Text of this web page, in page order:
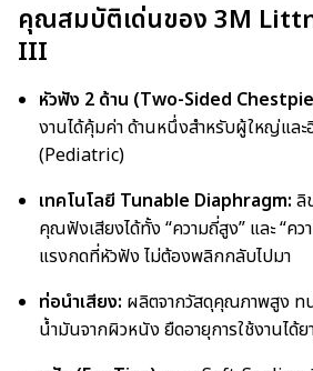
คุณสมบัติเด่นของ 3M
III
หัวฟัง 2 ด้าน (Two-Sided
งานได้คุ้มค่า ด้านหนึ่งสำหรับผู้ใหญ่และ
(Pediatric)
เทคโนโลยี Tunable Diaphragm: ลิ
คุณฟังเสียงได้ทั้ง “ความถี่สูง” และ “ค
แรงกดที่หัวฟัง ไม่ต้องพลิกกลับไปมา
ท่อนำเสียง: ผลิตจากวัสดุคุณภาพสูง ท
น้ำมันจากผิวหนัง ยืดอายุการใช้งานได้